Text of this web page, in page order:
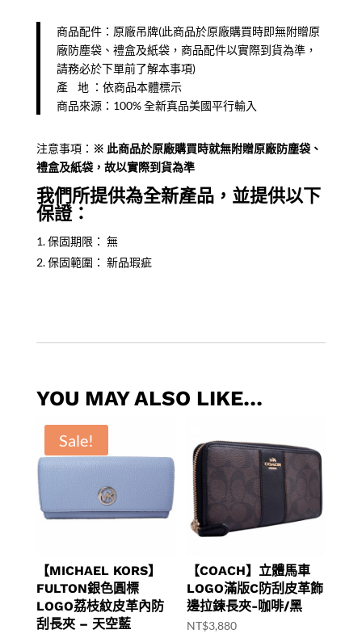
商品配件：原廠吊牌(此商品於原廠購買時即無附贈原
廠防塵袋、禮盒及紙袋，商品配件以實際到貨為準，
請務必於下單前了解本事項)
產 地 ：依商品本體標示
商品來源：100% 全新真品美國平行輸入
注意事項： ※ ​此商品於原廠購買時就無附贈原廠防塵袋、
禮盒及紙袋，故以實際到貨為準
我們所提供為全新產品，並提供以下
保證：
保固期限： 無
保固範圍： 新品瑕疵
YOU MAY ALSO LIKE…
Sale!
【MICHAEL KORS】
FULTON銀色圓標
LOGO荔枝紋皮革內防
刮長夾 – 天空藍
【COACH】立體馬車
LOGO滿版C防刮皮革飾
邊拉鍊長夾-咖啡/黑
NT$3,880